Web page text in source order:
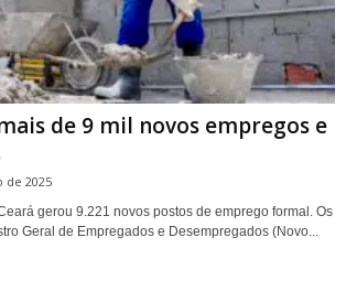
de 9 mil novos empregos e
de 2025
gerou 9.221 novos postos de emprego formal. Os
Geral de Empregados e Desempregados (Novo...